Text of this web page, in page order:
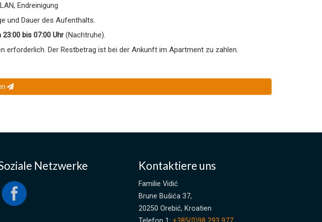
Endreinigung
und Dauer des Aufenthalts.
bis 07:00 Uhr(Nachtruhe).
erforderlich. Der Restbetrag ist bei der Ankunft im Apartment zu zahlen.
Netzwerke Kontaktiere uns
Familie Vidić
Brune Bušića 37,
20250 Orebić, Kroatien